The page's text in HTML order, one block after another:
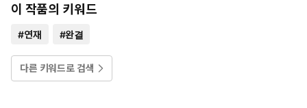
이 작품의 키워드
#연재 #완결
다른 키워드로 검색